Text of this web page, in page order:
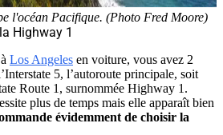
l'océan Pacifique. (Photo Fred Moore)
Highway 1
à Los Angeles en voiture, vous avez 2
5, l’autoroute principale, soit
Route 1, surnommée Highway 1.
plus de temps mais elle apparaît bien
évidemment de choisir la